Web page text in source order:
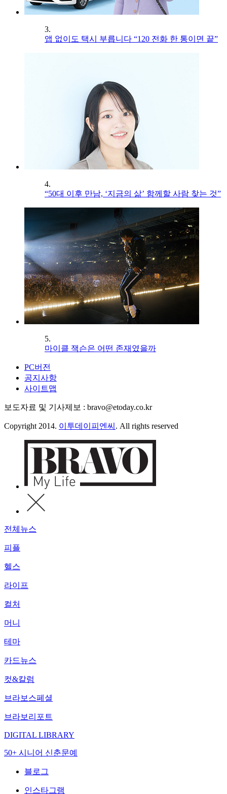
3.
앱 없이도 택시 부릅니다 “120 전화 한 통이면 끝”
4.
“50대 이후 만남, ‘지금의 삶’ 함께할 사람 찾는 것”
5.
마이클 잭슨은 어떤 존재였을까
PC버전
공지사항
사이트맵
보도자료 및 기사제보 : bravo@etoday.co.kr
Copyright 2014. 이투데이피엔씨 . All rights reserved
전체뉴스
피플
헬스
라이프
컬처
머니
테마
카드뉴스
컷&칼럼
브라보스페셜
브라보리포트
DIGITAL LIBRARY
50+ 시니어 신춘문예
블로그
인스타그램